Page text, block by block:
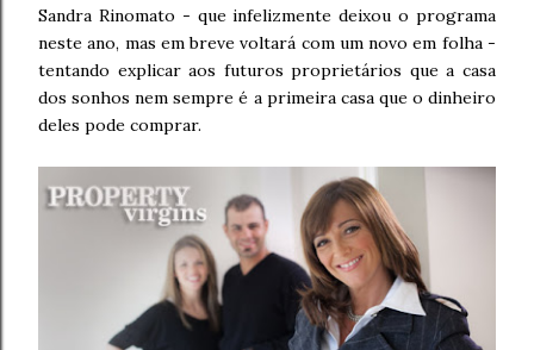
Sandra Rinomato - que infelizmente deixou o programa
neste ano, mas em breve voltará com um novo em folha -
tentando explicar aos futuros proprietários que a casa
dos sonhos nem sempre é a primeira casa que o dinheiro
deles pode comprar.